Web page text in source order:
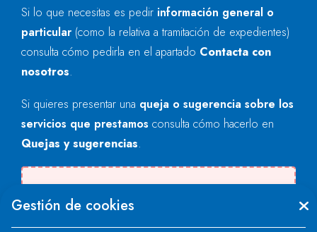
Si lo que necesitas es pedir información general o
particular (como la relativa a tramitación de expedientes)
consulta cómo pedirla en el apartado Contacta con
nosotros.
Si quieres presentar una queja o sugerencia sobre los
servicios que prestamos consulta cómo hacerlo en
Quejas y sugerencias.
"text".
Gestión de cookies